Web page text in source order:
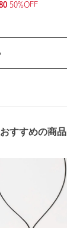
50%OFF
すすめの商品